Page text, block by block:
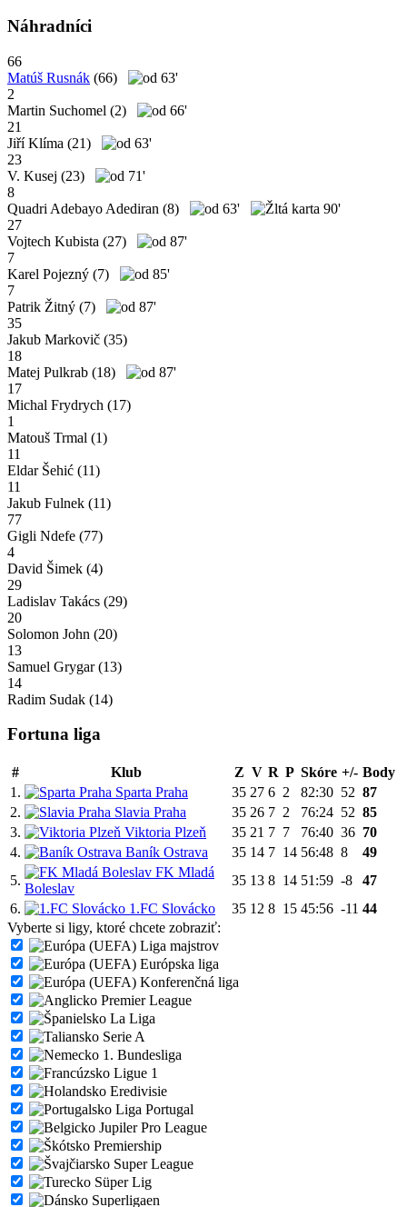
Náhradníci
66
Matúš Rusnák (66)
63'
2
Martin Suchomel (2)
66'
21
Jiří Klíma (21)
63'
23
V. Kusej (23)
71'
8
Quadri Adebayo Adediran (8) 63'
90'
27
Vojtech Kubista (27)
87'
7
Karel Pojezný (7)
85'
7
Patrik Žitný (7)
87'
35
Jakub Markovič (35)
18
Matej Pulkrab (18)
87'
17
Michal Frydrych (17)
1
Matouš Trmal (1)
11
Eldar Šehić (11)
11
Jakub Fulnek (11)
77
Gigli Ndefe (77)
4
David Šimek (4)
29
Ladislav Takács (29)
20
Solomon John (20)
13
Samuel Grygar(13)
14
Radim Sudak (14)
Fortuna liga
# Klub Z V R P Skóre +/- Body
1.
Sparta Praha 35 27 6 2 82:30 52 87
2.
Slavia Praha 35 26 7 2 76:24 52 85
3.
Viktoria Plzeň 35 21 7 7 76:40 36 70
4.
Baník Ostrava 35 14 7 14 56:48 8
49
5.
FK Mladá
Boleslav
35 13 8 14 51:59 -8
47
6.
1.FC Slovácko 35 12 8 15 45:56 -11 44
Vyberte si ligy, ktoré chcete zobraziť:
Liga majstrov
Európska liga
Konferenčná liga
Premier League
La Liga
Serie A
1. Bundesliga
Ligue 1
Eredivisie
Liga Portugal
Jupiler Pro League
Premiership
Super League
Süper Lig
Superligaen